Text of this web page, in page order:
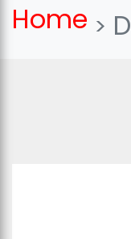
Home